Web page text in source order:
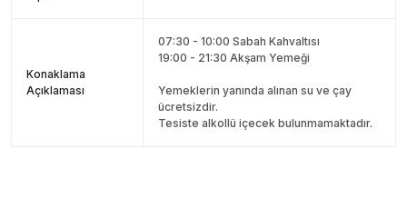
Konaklama
Açıklaması
07:30 - 10:00 Sabah Kahvaltısı
19:00 - 21:30 Akşam Yemeği
Yemeklerin yanında alınan su ve çay
ücretsizdir.
Tesiste alkollü içecek bulunmamaktadır.